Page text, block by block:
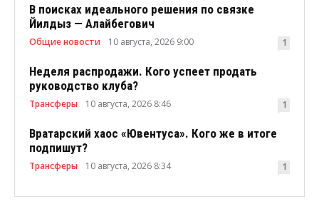
В поисках идеального решения по связке
Йилдыз — Алайбегович
Общие новости 10 августа, 2026 9:00 1
Неделя распродажи. Кого успеет продать
руководство клуба?
Трансферы 10 августа, 2026 8:46 1
Вратарский хаос «Ювентуса». Кого же в итоге
подпишут?
Трансферы 10 августа, 2026 8:34 1